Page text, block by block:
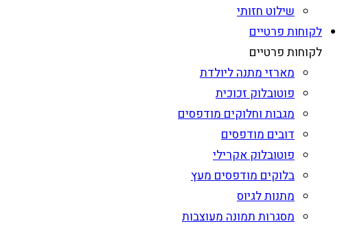
שילוט חזותי
לקוחות פרטיים
לקוחות פרטיים
מארזי מתנה ליולדת
פוטובלוק זכוכית
מגבות וחלוקים מודפסים
דובים מודפסים
פוטובלוק אקרילי
בלוקים מודפסים מעץ
מתנות לגיוס
מסגרות תמונה מעוצבות